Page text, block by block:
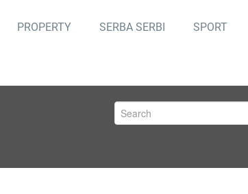
PROPERTY SERBA SERBI SPORT